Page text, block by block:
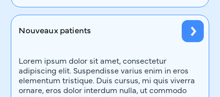
Nouveaux patients
Lorem ipsum dolor sit amet, consectetur
adipiscing elit. Suspendisse varius enim in eros
elementum tristique. Duis cursus, mi quis viverra
ornare, eros dolor interdum nulla, ut commodo